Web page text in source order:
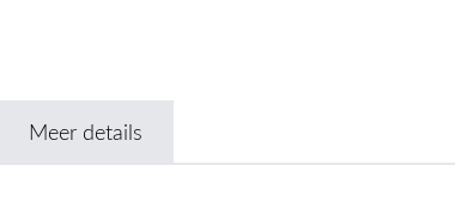
Meer details